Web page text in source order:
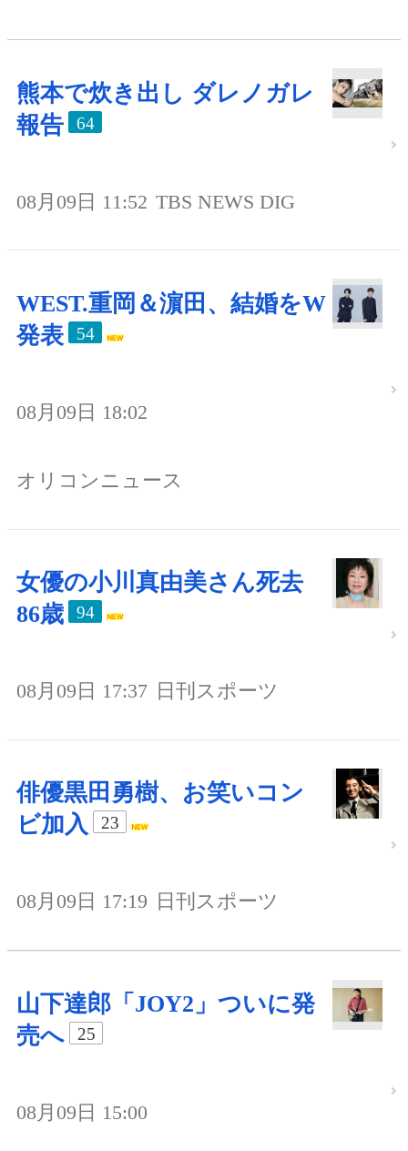
熊本で炊き出し ダレノガレ
報告
64
08月09日 11:52 TBS NEWS DIG
WEST.重岡＆濵田、結婚をW
発表
54
08月09日 18:02
オリコンニュース
女優の小川真由美さん死去
86歳
94
08月09日 17:37 日刊スポーツ
俳優黒田勇樹、お笑いコン
ビ加入
23
08月09日 17:19 日刊スポーツ
山下達郎「JOY2」ついに発
売へ
25
08月09日 15:00